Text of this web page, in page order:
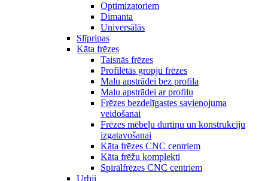
Optimizatoriem
Dimanta
Universālās
Slīpripas
Kāta frēzes
Taisnās frēzes
Profilētās gropju frēzes
Malu apstrādei bez profila
Malu apstrādei ar profilu
Frēzes bezdelīgastes savienojuma
veidošanai
Frēzes mēbeļu durtiņu un konstrukciju
izgatavošanai
Kāta frēzes CNC centriem
Kāta frēžu komplekti
Spirālfrēzes CNC centriem
Urbji